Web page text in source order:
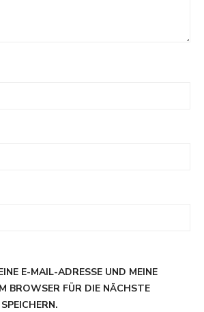
E-MAIL-ADRESSE UND MEINE
BROWSER FÜR DIE NÄCHSTE